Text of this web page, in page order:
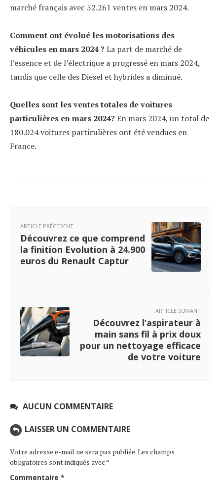
marché français avec 52.261 ventes en mars 2024.
Comment ont évolué les motorisations des
véhicules en mars 2024 ? La part de marché de
l’essence et de l’électrique a progressé en mars 2024,
tandis que celle des Diesel et hybrides a diminué.
Quelles sont les ventes totales de voitures
particulières en mars 2024? En mars 2024, un total de
180.024 voitures particulières ont été vendues en
France.
ARTICLE PRÉCÉDENT
Découvrez ce que comprend
la finition Evolution à 24.900
euros du Renault Captur
ARTICLE SUIVANT
Découvrez l’aspirateur à
main sans fil à prix doux
pour un nettoyage efficace
de votre voiture
AUCUN COMMENTAIRE
LAISSER UN COMMENTAIRE
Votre adresse e-mail ne sera pas publiée.Les champs
obligatoires sont indiqués avec *
Commentaire *